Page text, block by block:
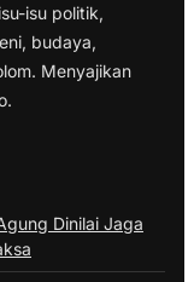
isu politik,
budaya,
Menyajikan
Dinilai Jaga